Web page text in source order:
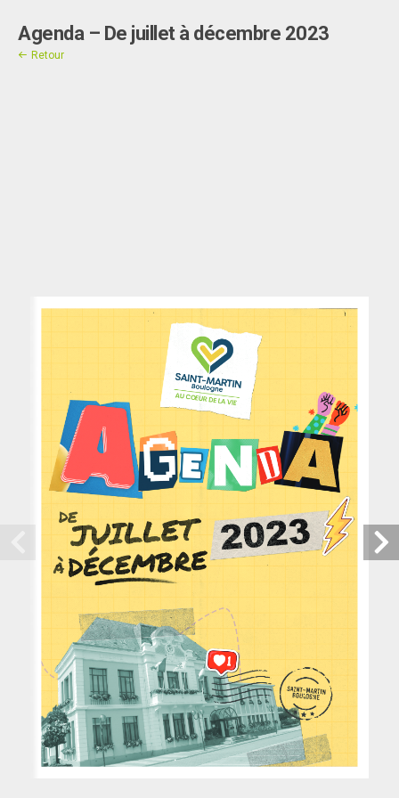
Contact
CONTACT
Mairie
313, route de Saint-Omer -
62280 Saint-Martin-Boulogne
03 21 32 84 84
Aujourd'hui :Fermé
LIENS UTILES
Actualité
Agenda – De juillet à décembre 2023
Retour